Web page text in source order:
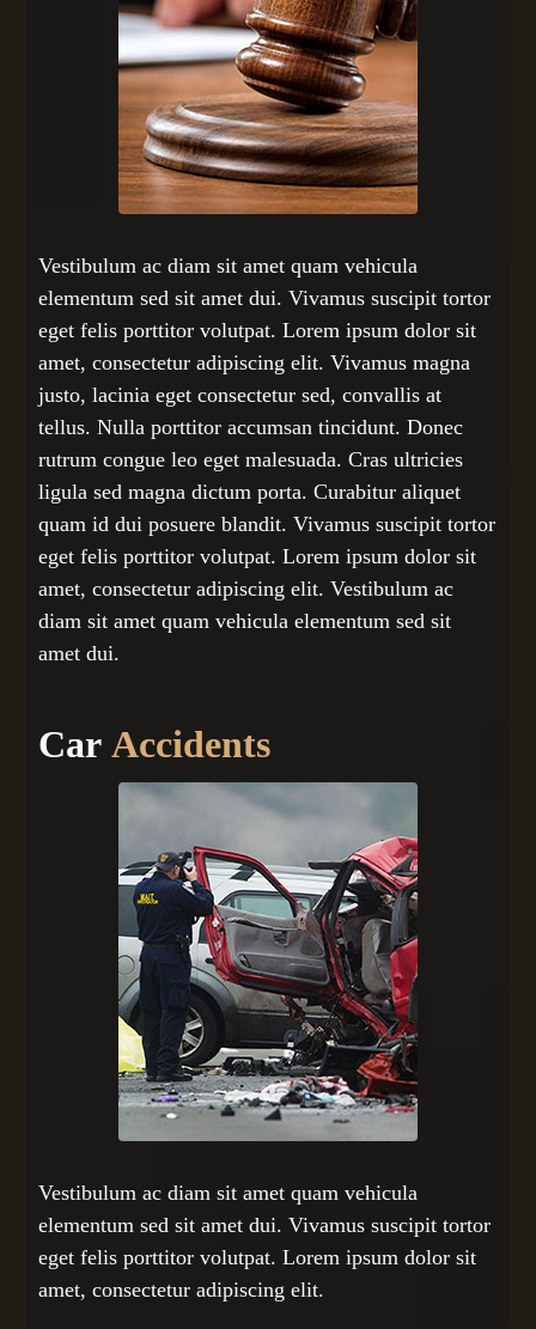
CarAccidents
Vestibulum ac diam sit amet quam vehicula
elementum sed sit amet dui. Vivamus suscipit tortor
eget felis porttitor volutpat. Lorem ipsum dolor sit
amet, consectetur adipiscing elit.
Vestibulum ac diam sit amet quam vehicula
elementum sed sit amet dui. Vivamus suscipit tortor
eget felis porttitor volutpat. Lorem ipsum dolor sit
amet, consectetur adipiscing elit. Vivamus magna
justo, lacinia eget consectetur sed, convallis at
tellus. Nulla porttitor accumsan tincidunt. Donec
rutrum congue leo eget malesuada. Cras ultricies
ligula sed magna dictum porta. Curabitur aliquet
quam id dui posuere blandit. Vivamus suscipit tortor
eget felis porttitor volutpat. Lorem ipsum dolor sit
amet, consectetur adipiscing elit. Vestibulum ac
diam sit amet quam vehicula elementum sed sit
amet dui.